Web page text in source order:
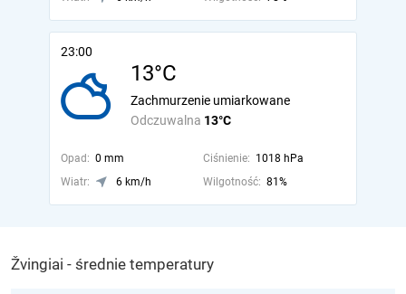
23:00
13°C
Odczuwalna 13°C
Zachmurzenie umiarkowane
Opad: 0 mm Ciśnienie: 1018 hPa
Wiatr:
6 km/h Wilgotność: 81%
Žvingiai - średnie temperatury